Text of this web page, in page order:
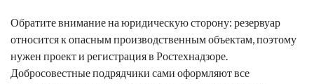
Обратите внимание на юридическую сторону: резервуар
относится к опасным производственным объектам, поэтому
нужен проект и регистрация в Ростехнадзоре.
Добросовестные подрядчики сами оформляют все